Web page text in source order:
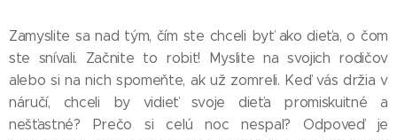
Zamyslite sa nad tým, čím ste chceli byť ako dieťa, o čom
ste snívali. Začnite to robiť! Myslite na svojich rodičov
alebo si na nich spomeňte, ak už zomreli. Keď vás držia v
náručí, chceli by vidieť svoje dieťa promiskuitné a
nešťastné? Prečo si celú noc nespal? Odpoveď je